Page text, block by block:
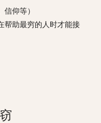
信仰等）
帮助最穷的人时才能接